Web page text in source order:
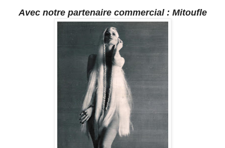
Avec notre partenaire commercial : Mitoufle